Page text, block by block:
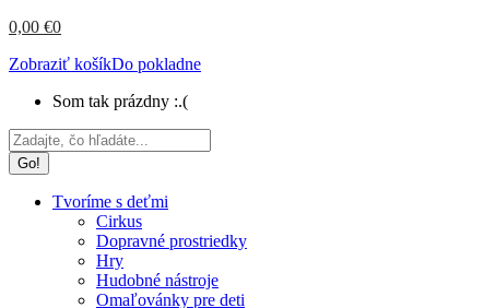
0,00 €0
Zobraziť košíkDo pokladne
Som tak prázdny :.(
Search:
Tvoríme s deťmi
Cirkus
Dopravné prostriedky
Hry
Hudobné nástroje
Omaľovánky pre deti